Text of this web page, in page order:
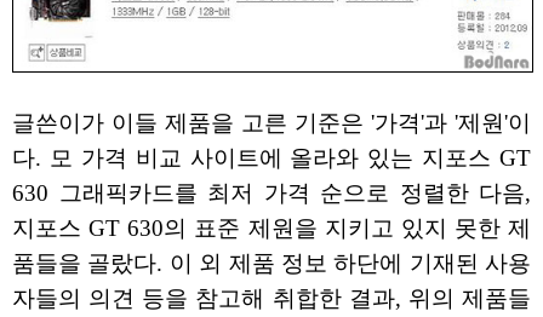
글쓴이가 이들 제품을 고른 기준은 '가격'과 '제원'이
다. 모 가격 비교 사이트에 올라와 있는 지포스 GT
630 그래픽카드를 최저 가격 순으로 정렬한 다음,
지포스 GT 630의 표준 제원을 지키고 있지 못한 제
품들을 골랐다. 이 외 제품 정보 하단에 기재된 사용
자들의 의견 등을 참고해 취합한 결과, 위의 제품들